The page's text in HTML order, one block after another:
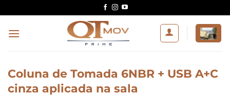
to
content
Coluna de Tomada 6NBR + USB A+C
cinza aplicada na sala